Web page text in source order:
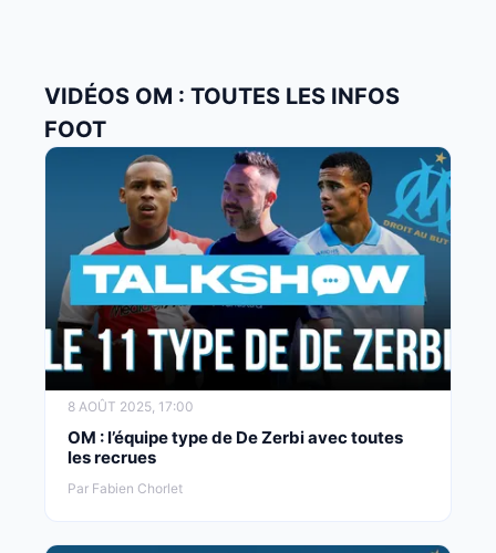
VIDÉOS OM : TOUTES LES INFOS
FOOT
8 AOÛT 2025, 17:00
OM : l’équipe type de De Zerbi avec toutes
les recrues
Par Fabien Chorlet